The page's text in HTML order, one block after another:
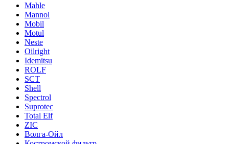
Mahle
Mannol
Mobil
Motul
Neste
Oilright
Idemitsu
ROLF
SCT
Shell
Spectrol
Suprotec
Total Elf
ZIC
Волга-Ойл